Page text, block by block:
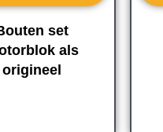
set
als
origineel